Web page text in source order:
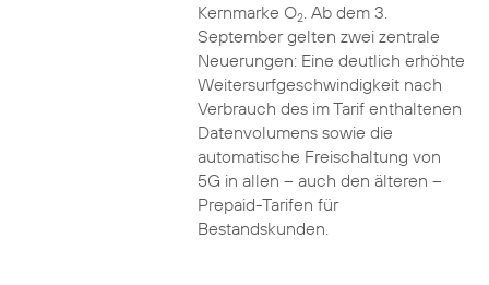
Kernmarke O2. Ab dem 3.
September gelten zwei zentrale
Neuerungen: Eine deutlich erhöhte
Weitersurfgeschwindigkeit nach
Verbrauch des im Tarif enthaltenen
Datenvolumens sowie die
automatische Freischaltung von
5G in allen – auch den älteren –
Prepaid-Tarifen für
Bestandskunden.